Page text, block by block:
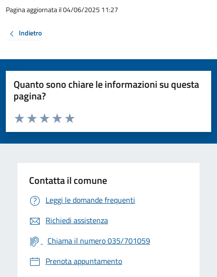
Pagina aggiornata il 04/06/2025 11:27
Indietro
Quanto sono chiare le informazioni su questa
pagina?
Valuta da 1 a 5 stelle la pagina
Valuta 5 stelle su 5
Valuta 4 stelle su 5
Valuta 3 stelle su 5
Valuta 2 stelle su 5
Valuta 1 stelle su 5
Contatta il comune
Leggi le domande frequenti
Richiedi assistenza
Chiama il numero 035/701059
Prenota appuntamento